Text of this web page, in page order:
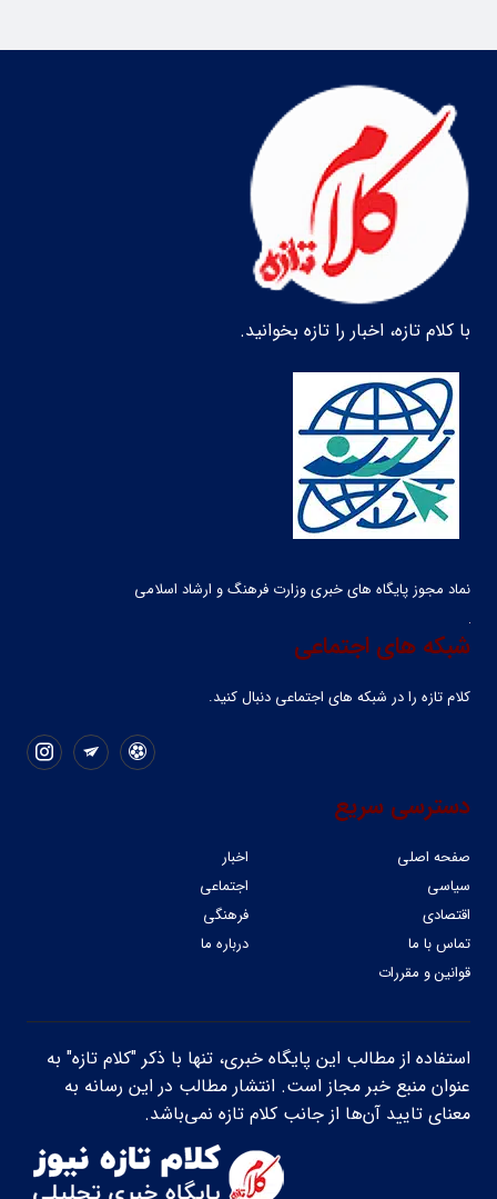
با کلام تازه، اخبار را تازه بخوانید.
نماد مجوز پایگاه های خبری وزارت فرهنگ و ارشاد اسلامی
شبکه های اجتماعی
کلام تازه را در شبکه ‌های اجتماعی دنبال کنید.
دسترسی سریع
صفحه اصلی
اخبار
سیاسی
اجتماعی
اقتصادی
فرهنگی
تماس با ما
درباره ما
قوانین و مقررات
استفاده از مطالب این پایگاه خبری، تنها با ذکر "کلام تازه" به
عنوان منبع خبر مجاز است. انتشار مطالب در این رسانه به
معنای تایید آن‌ها از جانب کلام تازه نمی‌باشد.